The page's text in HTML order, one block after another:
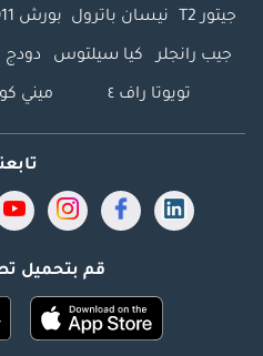
جيتور T2 نيسان باترول بورش 911
جيب رانجلر كيا سيلتوس دودج
تويوتا راف ٤ ميني
قم بتحميل